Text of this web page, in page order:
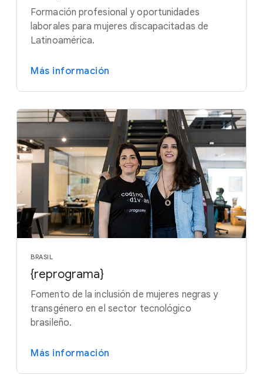
Formación profesional y oportunidades
laborales para mujeres discapacitadas de
Latinoamérica.
Más información
BRASIL
{reprograma}
Fomento de la inclusión de mujeres negras y
transgénero en el sector tecnológico
brasileño.
Más información